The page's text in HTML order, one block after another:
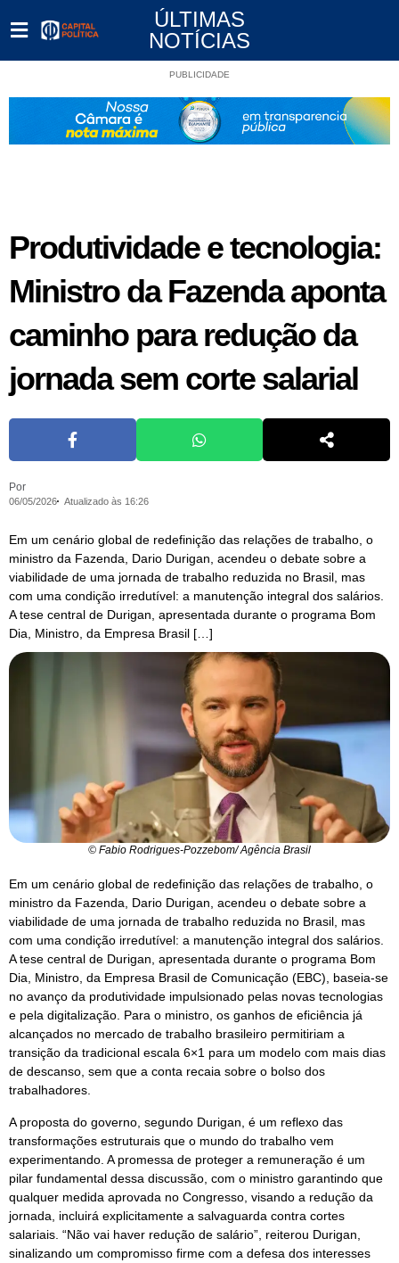
ÚLTIMAS
NOTÍCIAS
PUBLICIDADE
Produtividade e tecnologia:
Ministro da Fazenda aponta
caminho para redução da
jornada sem corte salarial
Por
06/05/2026 Atualizado às 16:26
Em um cenário global de redefinição das relações de trabalho, o
ministro da Fazenda, Dario Durigan, acendeu o debate sobre a
viabilidade de uma jornada de trabalho reduzida no Brasil, mas
com uma condição irredutível: a manutenção integral dos salários.
A tese central de Durigan, apresentada durante o programa Bom
Dia, Ministro, da Empresa Brasil […]
© Fabio Rodrigues-Pozzebom/ Agência Brasil
Em um cenário global de redefinição das relações de trabalho, o
ministro da Fazenda, Dario Durigan, acendeu o debate sobre a
viabilidade de uma jornada de trabalho reduzida no Brasil, mas
com uma condição irredutível: a manutenção integral dos salários.
A tese central de Durigan, apresentada durante o programa Bom
Dia, Ministro, da Empresa Brasil de Comunicação (EBC), baseia-se
no avanço da produtividade impulsionado pelas novas tecnologias
e pela digitalização. Para o ministro, os ganhos de eficiência já
alcançados no mercado de trabalho brasileiro permitiriam a
transição da tradicional escala 6×1 para um modelo com mais dias
de descanso, sem que a conta recaia sobre o bolso dos
trabalhadores.
A proposta do governo, segundo Durigan, é um reflexo das
transformações estruturais que o mundo do trabalho vem
experimentando. A promessa de proteger a remuneração é um
pilar fundamental dessa discussão, com o ministro garantindo que
qualquer medida aprovada no Congresso, visando a redução da
jornada, incluirá explicitamente a salvaguarda contra cortes
salariais. “Não vai haver redução de salário”, reiterou Durigan,
sinalizando um compromisso firme com a defesa dos interesses